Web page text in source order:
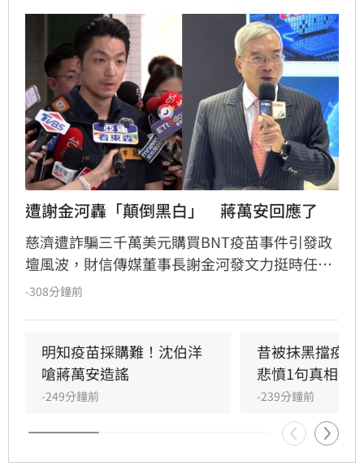
遭謝金河轟「顛倒黑白」　蔣萬安回應了
慈濟遭詐騙三千萬美元購買BNT疫苗事件引發政
壇風波，財信傳媒董事長謝金河發文力挺時任衛
福部長陳時中，批評蔣萬安指稱「政府買夠疫
台北市長蔣萬安今反擊表示，民眾對於疫情期間
搶打疫苗的慘痛經驗，以及政府疑似阻擋民間採
購、護航特定業者的記憶絕不會被洗掉。
-308分鐘前
明知疫苗採購難！沈伯洋
嗆蔣萬安造謠
-249分鐘前
昔被抹黑擋疫
悲憤1句真相大
-239分鐘前